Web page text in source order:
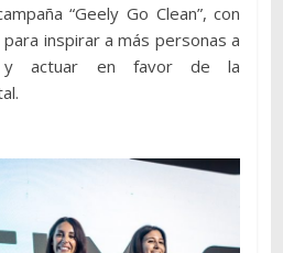
“Geely Go Clean”, con
inspirar a más personas a
y actuar en favor de la